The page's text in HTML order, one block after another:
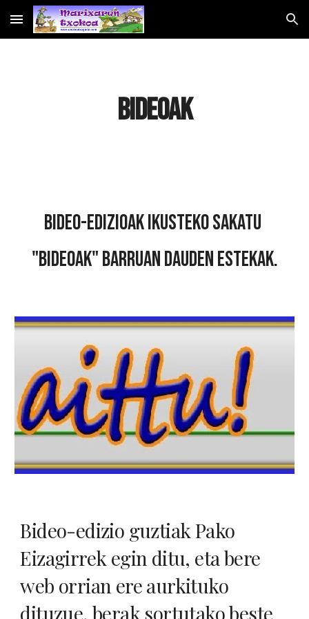
Skip to main content Skip to navigation
BIDEOAK
BIDEO-EDIZIOAK IKUSTEKO SAKATU
"BIDEOAK" BARRUAN DAUDEN ESTEKAK.
Bideo-edizio guztiak Pako
Eizagirrek egin ditu, eta bere
web orrian ere aurkituko
dituzue, berak sortutako beste